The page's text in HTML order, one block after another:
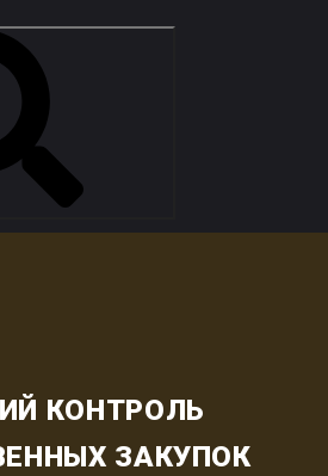
КОНТРОЛЬ
ЗАКУПОК